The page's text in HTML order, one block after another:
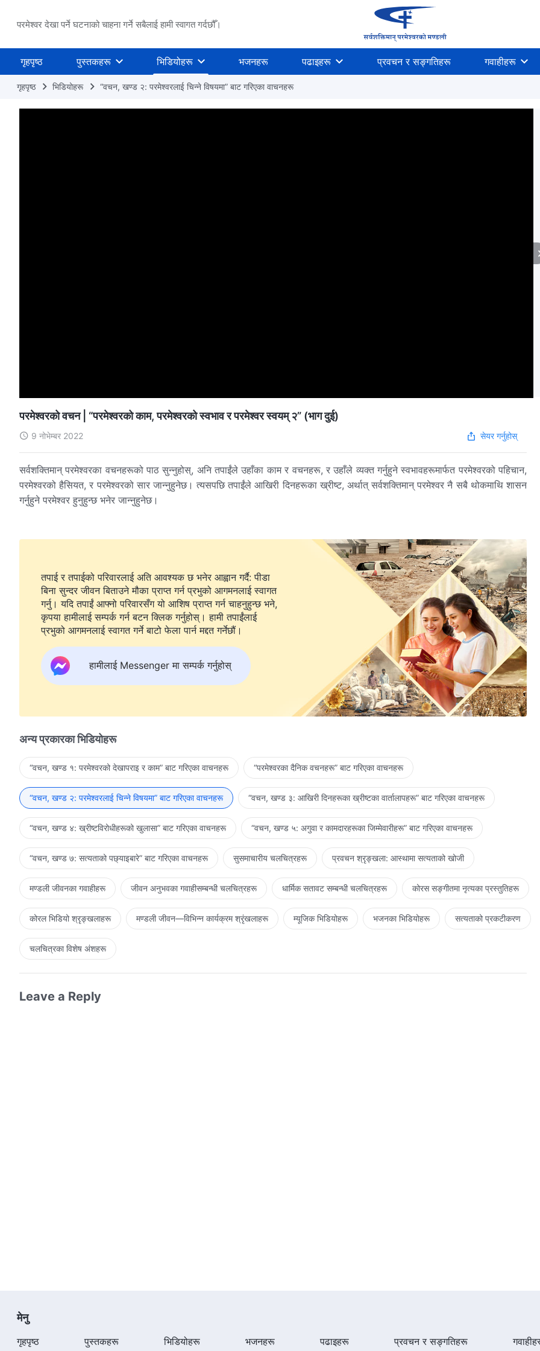
परमेश्वर देखा पर्ने घटनाको चाहना गर्ने सबैलाई हामी स्वागत गर्दछौँ।
गृहपृष्ठ पुस्तकहरू भिडियोहरू भजनहरू पढाइहरू प्रवचन र सङ्गतिहरू गवाहीहरू
गृहपृष्ठ भिडियोहरू “वचन, खण्ड २: परमेश्‍वरलाई चिन्‍ने विषयमा” बाट गरिएका वाचनहरू
परमेश्‍वरको वचन | “परमेश्‍वरको काम, परमेश्‍वरको स्वभाव र परमेश्‍वर स्वयम् २” (भाग दुई)
9 नोभेम्बर 2022 सेयर गर्नुहोस्
सर्वशक्तिमान् परमेश्‍वरका वचनहरूको पाठ सुन्‍नुहोस्, अनि तपाईंले उहाँका काम र वचनहरू, र उहाँले व्यक्त गर्नुहुने स्वभावहरूमार्फत परमेश्‍वरको पहिचान,
परमेश्‍वरको हैसियत, र परमेश्‍वरको सार जान्‍नुहुनेछ। त्यसपछि तपाईंले आखिरी दिनहरूका ख्रीष्ट, अर्थात् सर्वशक्तिमान् परमेश्‍वर नै सबै थोकमाथि शासन
गर्नुहुने परमेश्‍वर हुनुहुन्छ भनेर जान्‍नुहुनेछ।
तपाई र तपाईको परिवारलाई अति आवश्यक छ भनेर आह्वान गर्दै: पीडा
बिना सुन्दर जीवन बिताउने मौका प्राप्त गर्न प्रभुको आगमनलाई स्वागत
गर्नु। यदि तपाईं आफ्नो परिवारसँग यो आशिष प्राप्त गर्न चाहनुहुन्छ भने,
कृपया हामीलाई सम्पर्क गर्न बटन क्लिक गर्नुहोस्। हामी तपाईंलाई
प्रभुको आगमनलाई स्वागत गर्ने बाटो फेला पार्न मद्दत गर्नेछौं।
हामीलाई Messenger मा सम्पर्क गर्नुहोस्
अन्य प्रकारका भिडियोहरू
“वचन, खण्ड १: परमेश्‍वरको देखापराइ र काम” बाट गरिएका वाचनहरू “परमेश्‍वरका दैनिक वचनहरू” बाट गरिएका वाचनहरू
“वचन, खण्ड २: परमेश्‍वरलाई चिन्‍ने विषयमा” बाट गरिएका वाचनहरू “वचन, खण्ड ३: आखिरी दिनहरूका ख्रीष्टका वार्तालापहरू” बाट गरिएका वाचनहरू
“वचन, खण्ड ४: ख्रीष्टविरोधीहरूको खुलासा” बाट गरिएका वाचनहरू “वचन, खण्ड ५: अगुवा र कामदारहरूका जिम्‍मेवारीहरू” बाट गरिएका वाचनहरू
“वचन, खण्ड ७: सत्यताको पछ्याइबारे” बाट गरिएका वाचनहरू सुसमाचारीय चलचित्रहरू प्रवचन श्रृङ्खला: आस्थामा सत्यताको खोजी
मण्डली जीवनका गवाहीहरू जीवन अनुभवका गवाहीसम्‍बन्धी चलचित्रहरू धार्मिक सतावट सम्‍बन्धी चलचित्रहरू कोरस सङ्गीतमा नृत्यका प्रस्तुतिहरू
कोरल भिडियो श्रृङ्खलाहरू मण्डली जीवन—विभिन्‍न कार्यक्रम श्रृंखलाहरू म्यूजिक भिडियोहरू भजनका भिडियोहरू सत्यताको प्रकटीकरण
चलचित्रका विशेष अंशहरू
Leave a Reply
मेनु
गृहपृष्ठ पुस्तकहरू भिडियोहरू भजनहरू पढाइहरू प्रवचन र सङ्गतिहरू